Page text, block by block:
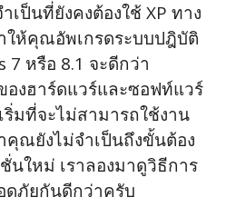
ป็นที่ยังคงต้องใช้ XP ทาง
ให้คุณอัพเกรดระบบปฎิบัติ
7 หรือ 8.1 จะดีกว่า
องฮาร์ดแวร์และซอฟท์แวร์
มที่จะไม่สามารถใช้งาน
คุณยังไม่จำเป็นถึงขั้นต้อง
นใหม่ เราลองมาดูวิธีการ
ดภัยกันดีกว่าครับ